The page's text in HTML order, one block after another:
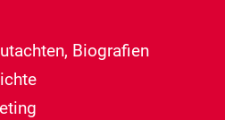
Biografien